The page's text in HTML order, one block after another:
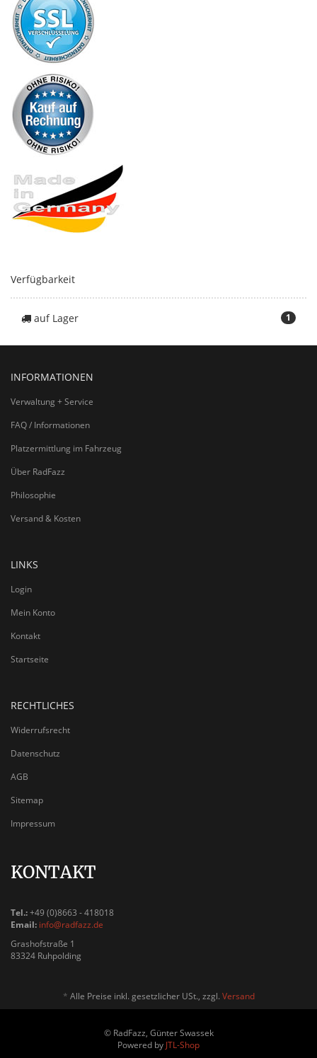
Verfügbarkeit
1
auf Lager
INFORMATIONEN
Verwaltung + Service
FAQ / Informationen
Platzermittlung im Fahrzeug
Über RadFazz
Philosophie
Versand & Kosten
LINKS
Login
Mein Konto
Kontakt
Startseite
RECHTLICHES
Widerrufsrecht
Datenschutz
AGB
Sitemap
Impressum
KONTAKT
Tel.:+49 (0)8663 - 418018
Email: info@radfazz.de
Grashofstraße 1
83324 Ruhpolding
* Alle Preise inkl. gesetzlicher USt., zzgl. Versand
© RadFazz, Günter Swassek
Powered by JTL-Shop